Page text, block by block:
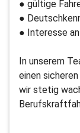
● gültige
●
● Interesse
In unserem
einen
wir stetig